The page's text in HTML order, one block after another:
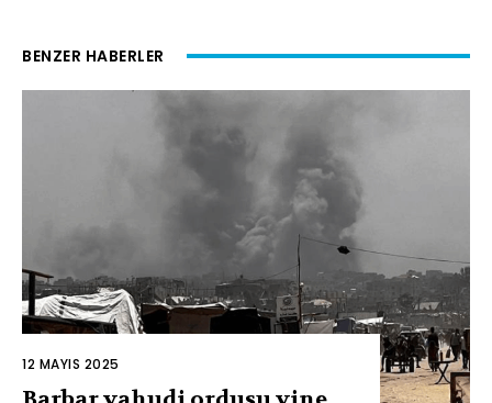
BENZER HABERLER
12 MAYIS 2025